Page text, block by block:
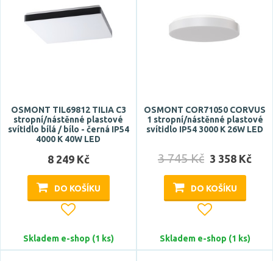
OSMONT TIL69812 TILIA C3
stropní/nástěnné plastové
svítidlo bílá / bílo - černá IP54
4000 K 40W LED
8 249 Kč
DO KOŠÍKU
Skladem e-shop (1 ks)
OSMONT COR71050 CORVUS
1 stropní/nástěnné plastové
svítidlo IP54 3000 K 26W LED
3 745 Kč 3 358 Kč
DO KOŠÍKU
Skladem e-shop (1 ks)